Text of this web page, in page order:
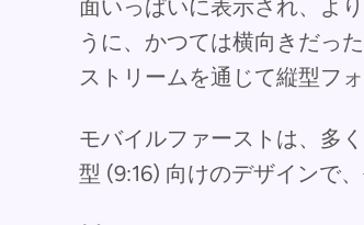
面いっぱいに表示され、よ
うに、かつては横向きだっ
ストリームを通じて縦型フ
モバイルファーストは、多
型 (9:16) 向けのデザインで